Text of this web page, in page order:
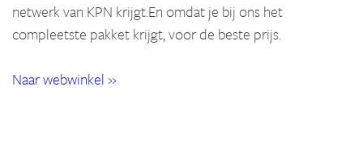
netwerk van KPN krijgt.En omdat je bij ons het
compleetste pakket krijgt, voor de beste prijs.
Naar webwinkel »